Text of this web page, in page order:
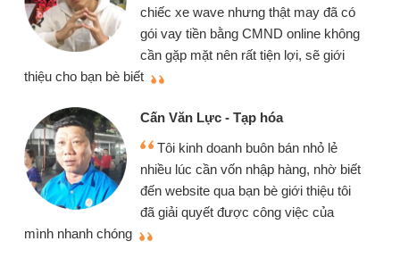
chiếc xe wave nhưng thật may đã có
gói vay tiền bằng CMND online không
cần gặp mặt nên rất tiện lợi, sẽ giới
thiệu cho bạn bè biết
Cấn Văn Lực - Tạp hóa
Tôi kinh doanh buôn bán nhỏ lẻ
nhiều lúc cần vốn nhập hàng, nhờ biết
đến website qua bạn bè giới thiệu tôi
đã giải quyết được công việc của
mình nhanh chóng